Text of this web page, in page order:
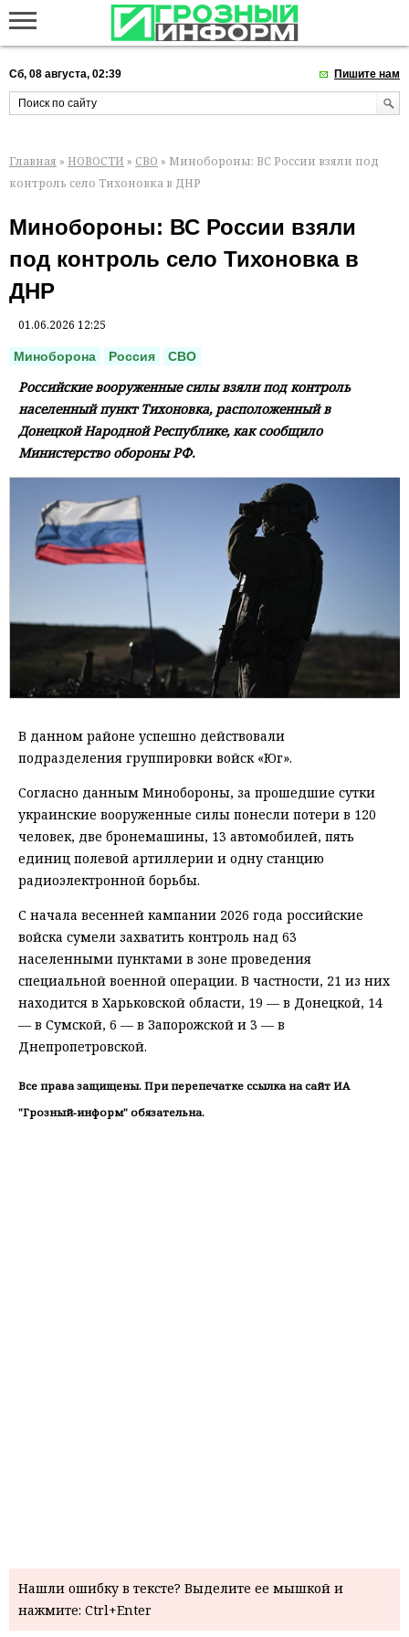
Сб, 08 августа, 02:39 Пишите нам
Главная » НОВОСТИ » СВО » Минобороны: ВС России взяли под
контроль село Тихоновка в ДНР
Минобороны: ВС России взяли
под контроль село Тихоновка в
ДНР
01.06.2026 12:25
Миноборона Россия СВО
Российские вооруженные силы взяли под контроль
населенный пункт Тихоновка, расположенный в
Донецкой Народной Республике, как сообщило
Министерство обороны РФ.
В данном районе успешно действовали
подразделения группировки войск «Юг».
Согласно данным Минобороны, за прошедшие сутки
украинские вооруженные силы понесли потери в 120
человек, две бронемашины, 13 автомобилей, пять
единиц полевой артиллерии и одну станцию
радиоэлектронной борьбы.
С начала весенней кампании 2026 года российские
войска сумели захватить контроль над 63
населенными пунктами в зоне проведения
специальной военной операции. В частности, 21 из них
находится в Харьковской области, 19 — в Донецкой, 14
— в Сумской, 6 — в Запорожской и 3 — в
Днепропетровской.
Все права защищены. При перепечатке ссылка на сайт ИА
"Грозный-информ" обязательна.
Нашли ошибку в тексте? Выделите ее мышкой и
нажмите: Ctrl+Enter